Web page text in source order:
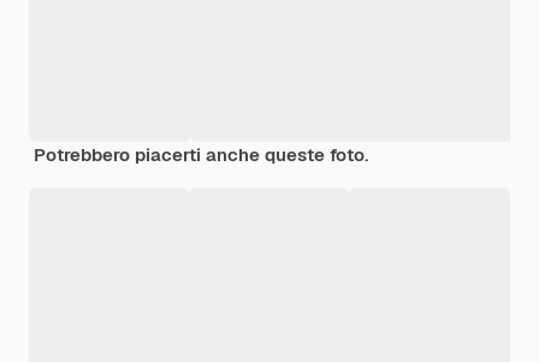
Potrebbero piacerti anche queste foto.